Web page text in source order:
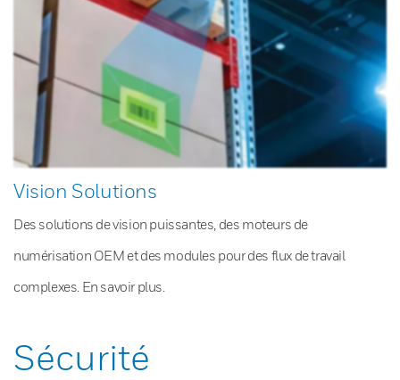
Vision Solutions
Des solutions de vision puissantes, des moteurs de
numérisation OEM et des modules pour des flux de travail
complexes. En savoir plus.
Sécurité